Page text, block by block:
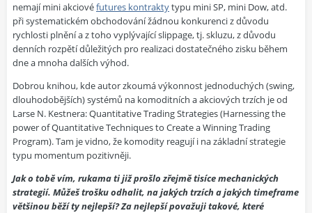
nemají mini akciovéfutures kontraktytypu mini SP, mini Dow, atd.
při systematickém obchodování žádnou konkurenci z důvodu
rychlosti plnění a z toho vyplývající slippage, tj. skluzu, z důvodu
denních rozpětí důležitých pro realizaci dostatečného zisku během
dne a mnoha dalších výhod.
Dobrou knihou, kde autor zkoumá výkonnost jednoduchých (swing,
dlouhodobějších) systémů na komoditních a akciových trzích je od
Larse N. Kestnera: Quantitative Trading Strategies (Harnessing the
power of Quantitative Techniques to Create a Winning Trading
Program). Tam je vidno, že komodity reagují i na základní strategie
typu momentum pozitivněji.
Jak o tobě vím, rukama ti již prošlo zřejmě tisíce mechanických
strategií. Můžeš trošku odhalit, na jakých trzích a jakých timeframe
většinou běží ty nejlepší? Za nejlepší považuji takové, které